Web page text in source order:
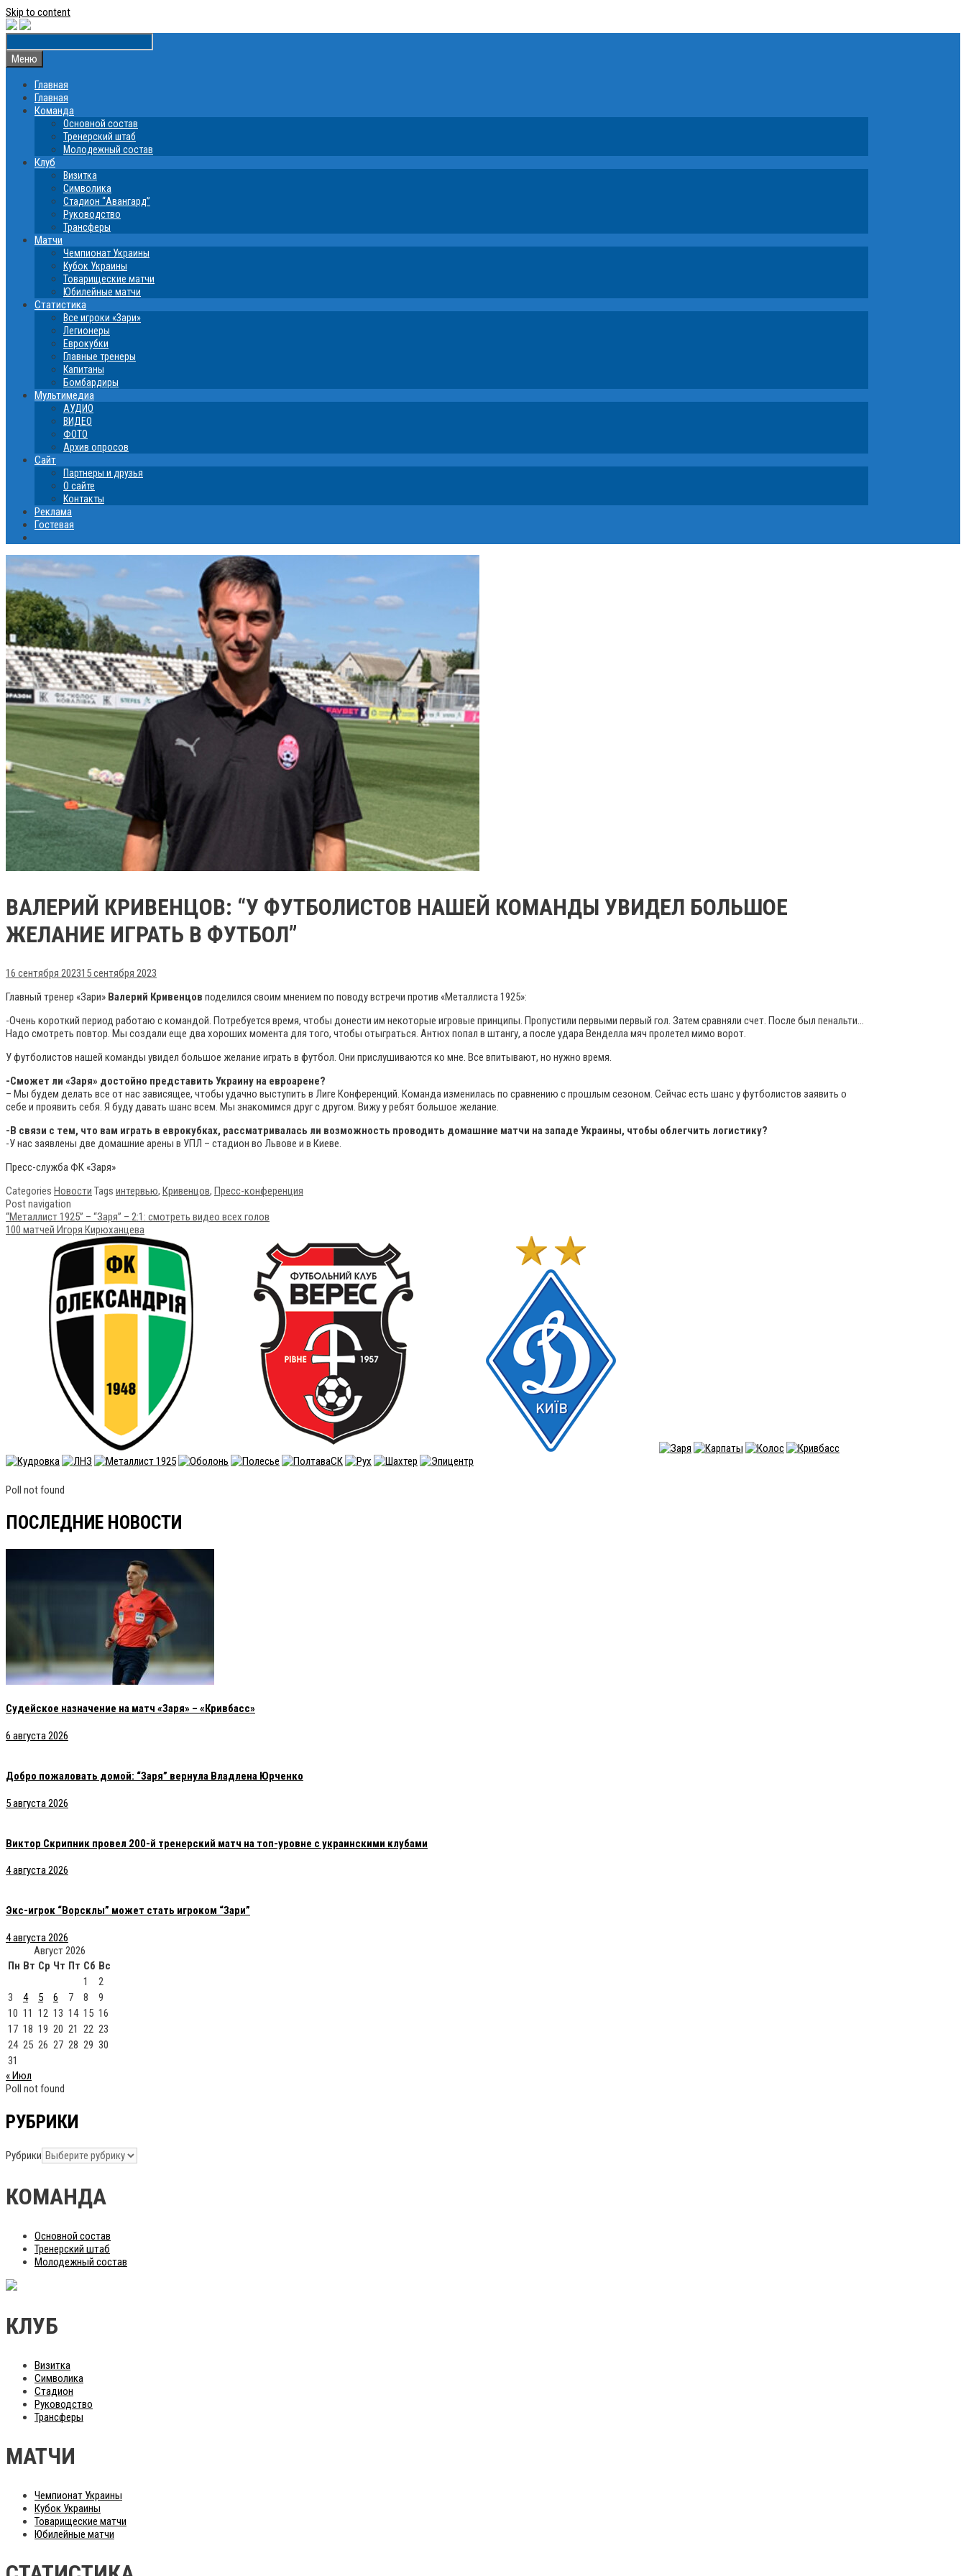
Skip to content
Меню
Главная
Главная
Команда
Основной состав
Тренерский штаб
Молодежный состав
Клуб
Визитка
Символика
Стадион “Авангард”
Руководство
Трансферы
Матчи
Чемпионат Украины
Кубок Украины
Товарищеские матчи
Юбилейные матчи
Статистика
Все игроки «Зари»
Легионеры
Еврокубки
Главные тренеры
Капитаны
Бомбардиры
Мультимедиа
АУДИО
ВИДЕО
ФОТО
Архив опросов
Сайт
Партнеры и друзья
О сайте
Контакты
Реклама
Гостевая
ВАЛЕРИЙ КРИВЕНЦОВ: “У ФУТБОЛИСТОВ НАШЕЙ КОМАНДЫ УВИДЕЛ БОЛЬШОЕ
ЖЕЛАНИЕ ИГРАТЬ В ФУТБОЛ”
16 сентября 202315 сентября 2023
Главный тренер «Зари» Валерий Кривенцов поделился своим мнением по поводу встречи против «Металлиста 1925»:
-Очень короткий период работаю с командой. Потребуется время, чтобы донести им некоторые игровые принципы. Пропустили первыми первый гол. Затем сравняли счет. После был пенальти…
Надо смотреть повтор. Мы создали еще два хороших момента для того, чтобы отыграться. Антюх попал в штангу, а после удара Венделла мяч пролетел мимо ворот.
У футболистов нашей команды увидел большое желание играть в футбол. Они прислушиваются ко мне. Все впитывают, но нужно время.
-Сможет ли «Заря» достойно представить Украину на евроарене?
– Мы будем делать все от нас зависящее, чтобы удачно выступить в Лиге Конференций. Команда изменилась по сравнению с прошлым сезоном. Сейчас есть шанс у футболистов заявить о
себе и проявить себя. Я буду давать шанс всем. Мы знакомимся друг с другом. Вижу у ребят большое желание.
-В связи с тем, что вам играть в еврокубках, рассматривалась ли возможность проводить домашние матчи на западе Украины, чтобы облегчить логистику?
-У нас заявлены две домашние арены в УПЛ – стадион во Львове и в Киеве.
Пресс-служба ФК «Заря»
Categories Новости Tags интервью, Кривенцов, Пресс-конференция
Post navigation
“Металлист 1925” – “Заря” – 2:1: смотреть видео всех голов
100 матчей Игоря Кирюханцева
Poll not found
ПОСЛЕДНИЕ НОВОСТИ
Судейское назначение на матч «Заря» – «Кривбасс»
6 августа 2026
Добро пожаловать домой: “Заря” вернула Владлена Юрченко
5 августа 2026
Виктор Скрипник провел 200-й тренерский матч на топ-уровне с украинскими клубами
4 августа 2026
Экс-игрок “Ворсклы” может стать игроком “Зари”
4 августа 2026
Август 2026
Пн Вт Ср Чт Пт Сб Вс
1
2
3
4 5 6 7 8
9
10 11 12 13 14 15 16
17 18 19 20 21 22 23
24 25 26 27 28 29 30
31
« Июл
Poll not found
РУБРИКИ
Рубрики
КОМАНДА
Основной состав
Тренерский штаб
Молодежный состав
КЛУБ
Визитка
Символика
Стадион
Руководство
Трансферы
МАТЧИ
Чемпионат Украины
Кубок Украины
Товарищеские матчи
Юбилейные матчи